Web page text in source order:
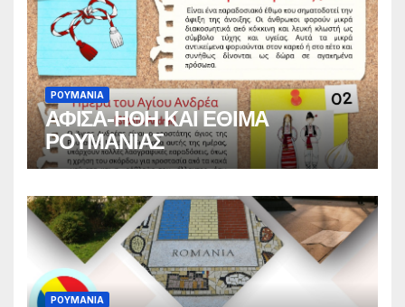
ΡΟΥΜΑΝΙΑ
ΑΦΙΣΑ-ΗΘΗ ΚΑΙ ΕΘΙΜΑ
ΡΟΥΜΑΝΙΑΣ
ΡΟΥΜΑΝΙΑ